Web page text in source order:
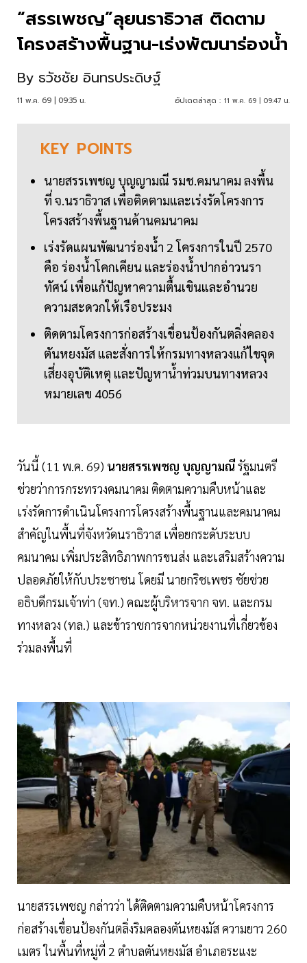
“สรรเพชญ”ลุยนราธิวาส ติดตาม
โครงสร้างพื้นฐาน-เร่งพัฒนาร่องน้ำ
By ธวัชชัย อินทรประดิษฐ์
11 พ.ค. 69 | 09:35 น. อัปเดตล่าสุด : 11 พ.ค. 69 | 09:47 น.
KEY POINTS
นายสรรเพชญ บุญญามณี รมช.คมนาคม ลงพื้น
ที่ จ.นราธิวาส เพื่อติดตามและเร่งรัดโครงการ
โครงสร้างพื้นฐานด้านคมนาคม
เร่งรัดแผนพัฒนาร่องน้ำ 2 โครงการในปี 2570
คือ ร่องน้ำโคกเคียน และร่องน้ำปากอ่าวนรา
ทัศน์ เพื่อแก้ปัญหาความตื้นเขินและอำนวย
ความสะดวกให้เรือประมง
ติดตามโครงการก่อสร้างเขื่อนป้องกันตลิ่งคลอง
ตันหยงมัส และสั่งการให้กรมทางหลวงแก้ไขจุด
เสี่ยงอุบัติเหตุ และปัญหาน้ำท่วมบนทางหลวง
หมายเลข 4056
วันนี้ (11 พ.ค. 69) นายสรรเพชญ บุญญามณีรัฐมนตรี
ช่วยว่าการกระทรวงคมนาคม ติดตามความคืบหน้าและ
เร่งรัดการดำเนินโครงการโครงสร้างพื้นฐานและคมนาคม
สำคัญในพื้นที่จังหวัดนราธิวาส เพื่อยกระดับระบบ
คมนาคม เพิ่มประสิทธิภาพการขนส่ง และเสริมสร้างความ
ปลอดภัยให้กับประชาชน โดยมี นายกริชเพชร ชัยช่วย
อธิบดีกรมเจ้าท่า (จท.) คณะผู้บริหารจาก จท. และกรม
ทางหลวง (ทล.) และข้าราชการจากหน่วยงานที่เกี่ยวข้อง
ร่วมลงพื้นที่
นายสรรเพชญ กล่าวว่า ได้ติดตามความคืบหน้าโครงการ
ก่อสร้างเขื่อนป้องกันตลิ่งริมคลองตันหยงมัส ความยาว 260
เมตร ในพื้นที่หมู่ที่ 2 ตำบลตันหยงมัส อำเภอระแงะ